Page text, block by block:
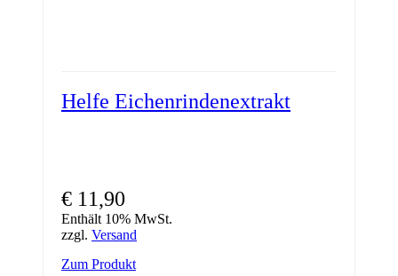
Helfe Eichenrindenextrakt
€ 11,90
Enthält 10% MwSt.
zzgl. Versand
Zum Produkt